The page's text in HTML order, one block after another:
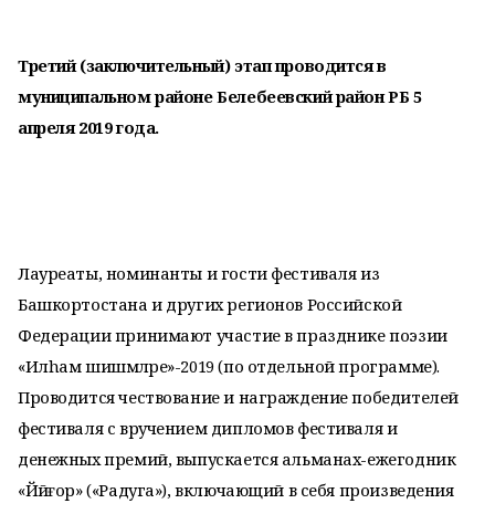
Третий (заключительный) этап проводится в
муниципальном районе Белебеевский район РБ 5
апреля 2019 года.
Лауреаты, номинанты и гости фестиваля из
Башкортостана и других регионов Российской
Федерации принимают участие в празднике поэзии
«Илhам шишмәләре»-2019 (по отдельной программе).
Проводится чествование и награждение победителей
фестиваля с вручением дипломов фестиваля и
денежных премий, выпускается альманах-ежегодник
«Йәйғор» («Радуга»), включающий в себя произведения